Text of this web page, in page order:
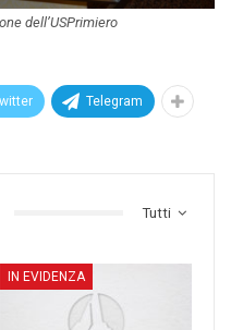
dell’USPrimiero
Telegram
Tutti
IN EVIDENZA